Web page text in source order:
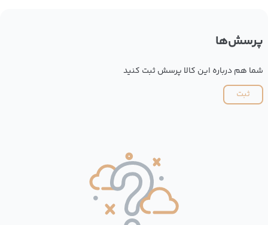
پرسش‌ها
شما هم درباره این کالا پرسش ثبت کنید
ثبت